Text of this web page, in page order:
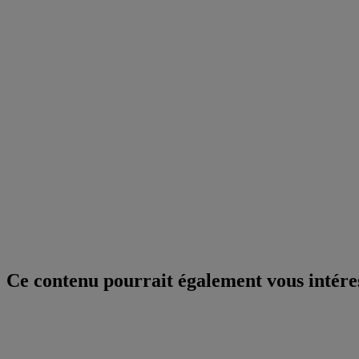
Ce contenu pourrait également vous